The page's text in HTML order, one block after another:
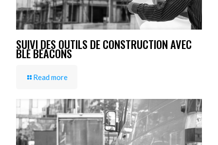
SUIVI DES OUTILS DE CONSTRUCTION AVEC
BLE BEACONS
Read more